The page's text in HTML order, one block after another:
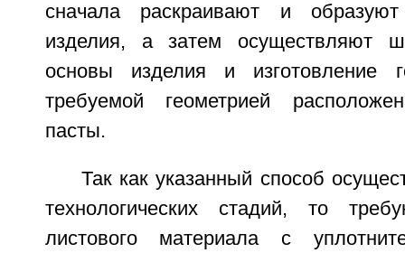
сначала раскраивают и
изделия, а затем осуществляют
основы изделия и изготовление
требуемой геометрией
пасты.
Так как указанный способ
технологических стадий, то
листового материала с